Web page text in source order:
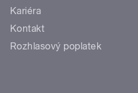
Kariéra
Kontakt
Rozhlasový poplatek